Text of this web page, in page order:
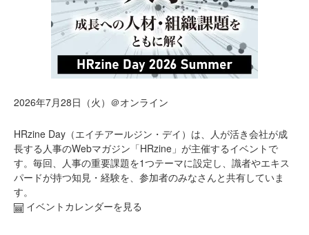
2026年7月28日（火）＠オンライン
HRzine Day（エイチアールジン・デイ）は、人が活き会社が成
長する人事のWebマガジン「HRzine」が主催するイベントで
す。毎回、人事の重要課題を1つテーマに設定し、識者やエキス
パードが持つ知見・経験を、参加者のみなさんと共有していま
す。
イベントカレンダーを見る